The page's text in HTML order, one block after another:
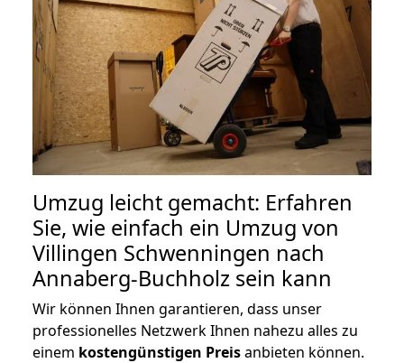
Umzug leicht gemacht: Erfahren
Sie, wie einfach ein Umzug von
Villingen Schwenningen nach
Annaberg-Buchholz sein kann
Wir können Ihnen garantieren, dass unser
professionelles Netzwerk Ihnen nahezu alles zu
einem kostengünstigen Preisanbieten können.